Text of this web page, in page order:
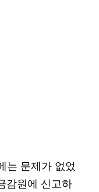
는 문제가 없었
감원에 신고하